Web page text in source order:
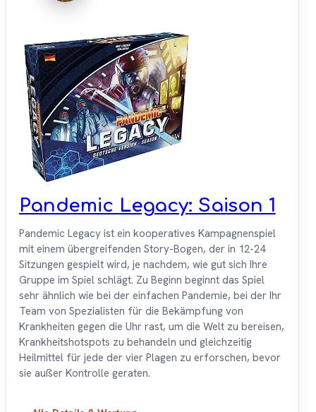
Pandemic Legacy: Saison 1
Pandemic Legacy ist ein kooperatives Kampagnenspiel
mit einem übergreifenden Story-Bogen, der in 12-24
Sitzungen gespielt wird, je nachdem, wie gut sich Ihre
Gruppe im Spiel schlägt. Zu Beginn beginnt das Spiel
sehr ähnlich wie bei der einfachen Pandemie, bei der Ihr
Team von Spezialisten für die Bekämpfung von
Krankheiten gegen die Uhr rast, um die Welt zu bereisen,
Krankheitshotspots zu behandeln und gleichzeitig
Heilmittel für jede der vier Plagen zu erforschen, bevor
sie außer Kontrolle geraten.